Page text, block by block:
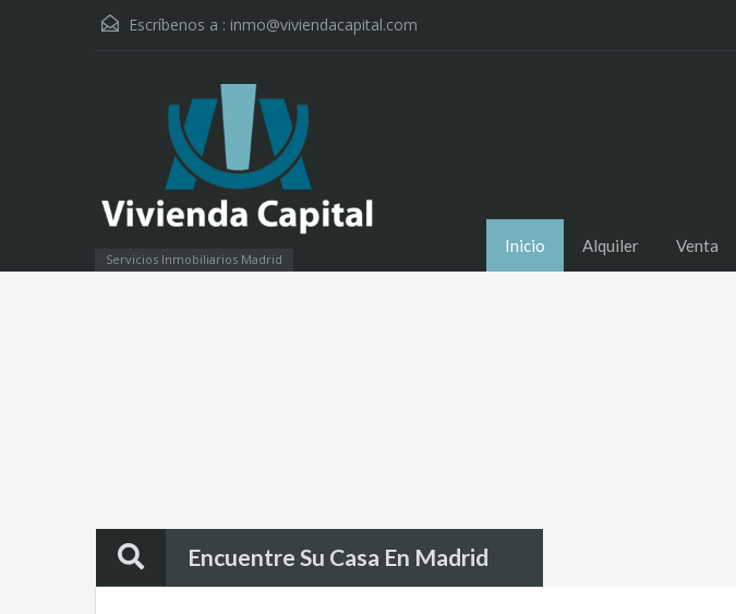
Escríbenos a : inmo@viviendacapital.com
Servicios Inmobiliarios Madrid
Inicio Alquiler Venta
Encuentre Su Casa En Madrid